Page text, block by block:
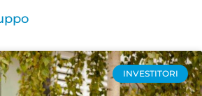
INVESTITORI